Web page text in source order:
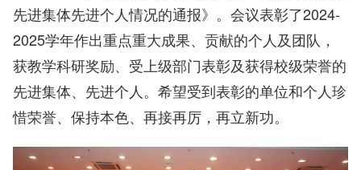
先进集体先进个人情况的通报》。会议表彰了2024-
2025学年作出重点重大成果、贡献的个人及团队，
获教学科研奖励、受上级部门表彰及获得校级荣誉的
先进集体、先进个人。希望受到表彰的单位和个人珍
惜荣誉、保持本色、再接再厉，再立新功。